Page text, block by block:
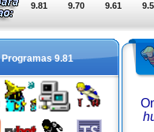
9.81 9.70 9.61
Programas 9.81